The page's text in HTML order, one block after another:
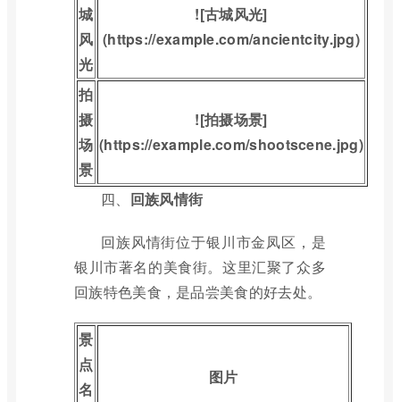
城
风
光
![古城风光]
(https://example.com/ancientcity.jpg)
拍
摄
场
景
![拍摄场景]
(https://example.com/shootscene.jpg)
四、 回族风情街
回族风情街位于银川市金凤区，是
银川市著名的美食街。这里汇聚了众多
回族特色美食，是品尝美食的好去处。
景
点
名
图片